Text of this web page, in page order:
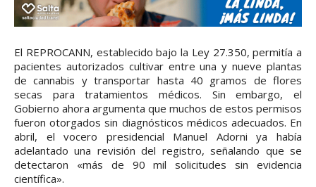
El REPROCANN, establecido bajo la Ley 27.350, permitía a
pacientes autorizados cultivar entre una y nueve plantas
de cannabis y transportar hasta 40 gramos de flores
secas para tratamientos médicos. Sin embargo, el
Gobierno ahora argumenta que muchos de estos permisos
fueron otorgados sin diagnósticos médicos adecuados. En
abril, el vocero presidencial Manuel Adorni ya había
adelantado una revisión del registro, señalando que se
detectaron «más de 90 mil solicitudes sin evidencia
científica».